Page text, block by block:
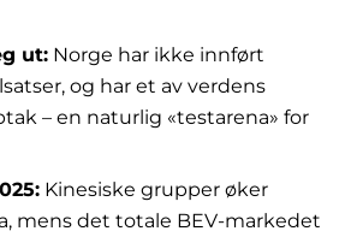
ut: Norge har ikke innført
og har et av verdens
– en naturlig «testarena» for
Kinesiske grupper øker
mens det totale BEV-markedet